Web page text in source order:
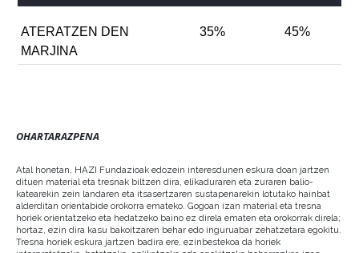
ATERATZEN DEN
MARJINA
35% 45%
OHARTARAZPENA
Atal honetan, HAZI Fundazioak edozein interesdunen eskura doan jartzen
dituen material eta tresnak biltzen dira, elikaduraren eta zuraren balio-
katearekin zein landaren eta itsasertzaren sustapenarekin lotutako hainbat
alderditan orientabide orokorra emateko. Gogoan izan material eta tresna
horiek orientatzeko eta hedatzeko baino ez direla ematen eta orokorrak direla;
hortaz, ezin dira kasu bakoitzaren behar edo inguruabar zehatzetara egokitu.
Tresna horiek eskura jartzen badira ere, ezinbestekoa da horiek